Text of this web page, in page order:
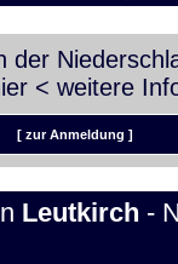
der
< weitere
[ zur Anmeldung ]
Leutkirch -